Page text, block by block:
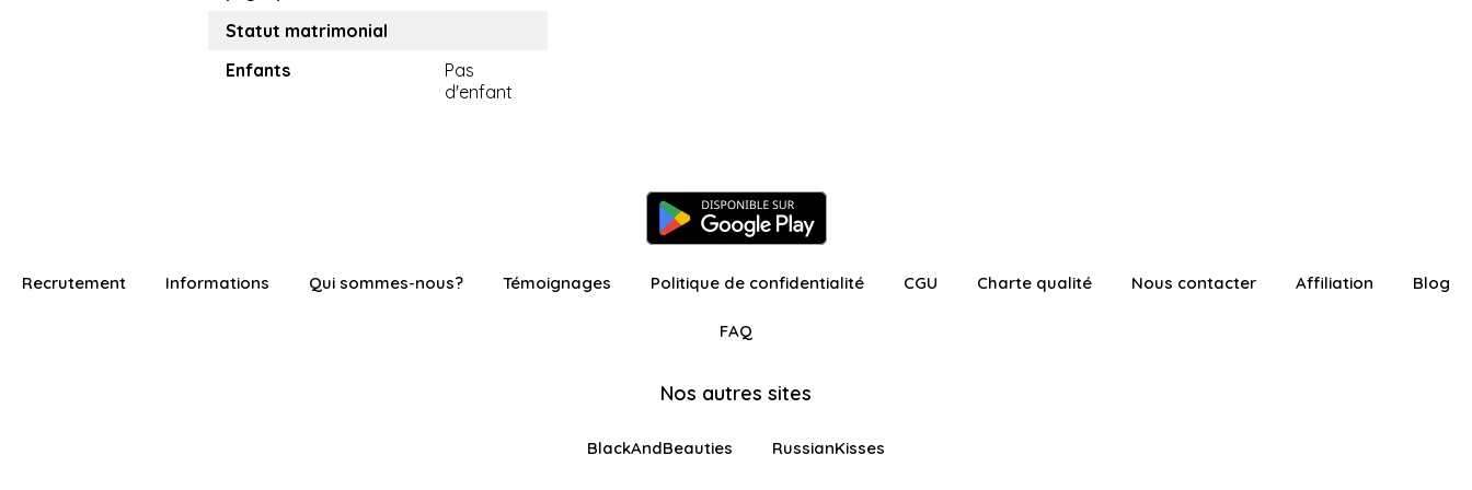
Statut matrimonial
Enfants
Pas
d'enfant
Recrutement Informations Qui sommes-nous? Témoignages Politique de confidentialité CGU Charte qualité Nous contacter Affiliation Blog
FAQ
Nos autres sites
BlackAndBeauties RussianKisses